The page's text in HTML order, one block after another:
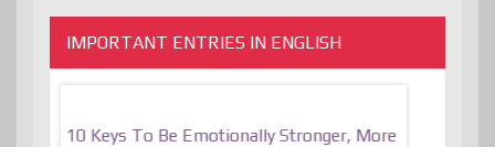
IMPORTANT ENTRIES IN ENGLISH
10 Keys To Be Emotionally Stronger, More